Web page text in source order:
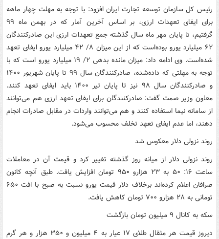
رئیس کل سازمان توسعه تجارت ایران افزود: با توجه به مهلت چهار ماهه
برای ایفای تعهدات ارزی، بر اساس آخرین آمار که در بهمن ماه ۹۹
گرفتیم، تا پایان مهر ماه سال گذشته جمع تعهدات ارزی این صادرکنندگان
۶۲ میلیارد یورو بوده‌است که از این میزان ۸/ ۴۲ میلیارد یورو ایفای تعهد
شده‌است. وی ادامه داد: میزان مانده بدهی ۲/ ۱۹ میلیارد یورو است که با
توجه به مهلتی که داده‌شده، صادرکنندگان سال ۹۹ تا پایان شهریور ۱۴۰۰
و صادرکنندگان سال ۹۸ نیز تا پایان تیر ۱۴۰۰ باید ایفای تعهد کنند.
معاون وزیر صمت گفت: صادرکنندگان برای ایفای تعهد ارزی هم می‌توانند
از سامانه نیما استفاده کنند و هم می‌توانند واردات در مقابل صادرات انجام
دهند، اما عدم ایفای تعهد تخلف محسوب می‌شود.
روند نزولی دلار معکوس شد
روند نزولی دلار از میانه روز گذشته تغییر کرد و قیمت آن در معاملات
ساعت ۱۶: ۵۰ به ۲۳ هزارو ۹۵۰ تومان افزایش یافت. طبق آنچه کانون
صرافان اعلام کرده‌اند برخلاف دلار قیمت یورو نسبت به صبح با افت ۶۵۰
تومانی به ۲۸ هزارو ۷۰۰ تومان کاهش یافت.
سکه به کانال ۹ میلیون تومان بازگشت
دیروز قیمت هر مثقال طلای ۱۷ عیار به ۴ میلیون و ۳۵۰ هزار و هر گرم